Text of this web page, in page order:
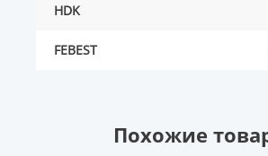
HDK
FEBEST
Похожие